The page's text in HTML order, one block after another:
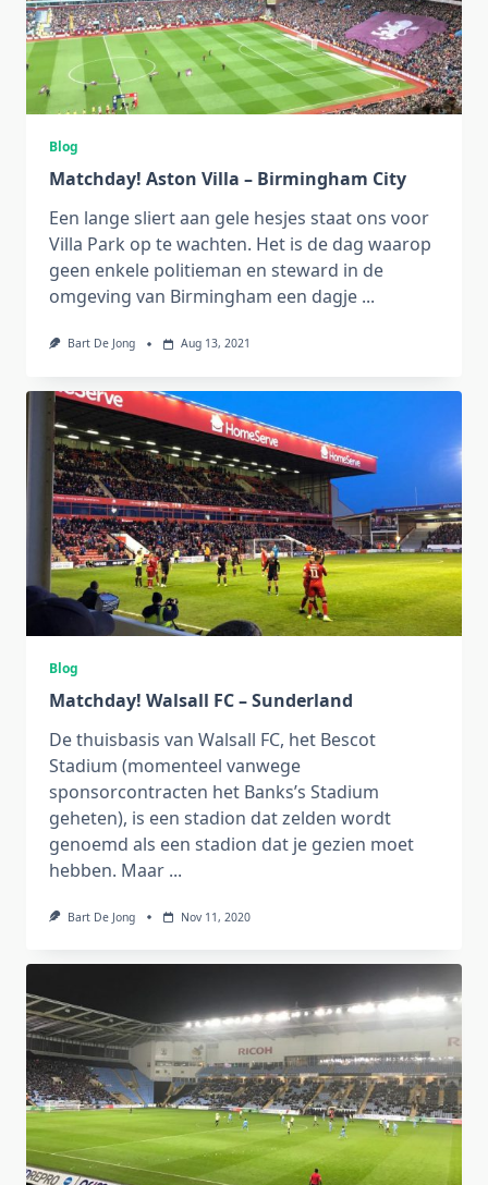
Blog
Matchday! Aston Villa – Birmingham City
Een lange sliert aan gele hesjes staat ons voor
Villa Park op te wachten. Het is de dag waarop
geen enkele politieman en steward in de
omgeving van Birmingham een dagje ...
Bart De Jong Aug 13, 2021
Blog
Matchday! Walsall FC – Sunderland
De thuisbasis van Walsall FC, het Bescot
Stadium (momenteel vanwege
sponsorcontracten het Banks’s Stadium
geheten), is een stadion dat zelden wordt
genoemd als een stadion dat je gezien moet
hebben. Maar ...
Bart De Jong Nov 11, 2020